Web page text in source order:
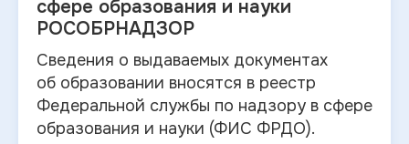
сфере образования и науки
РОСОБРНАДЗОР
Сведения о выдаваемых документах
об образовании вносятся в реестр
Федеральной службы по надзору в сфере
образования и науки (ФИС ФРДО).